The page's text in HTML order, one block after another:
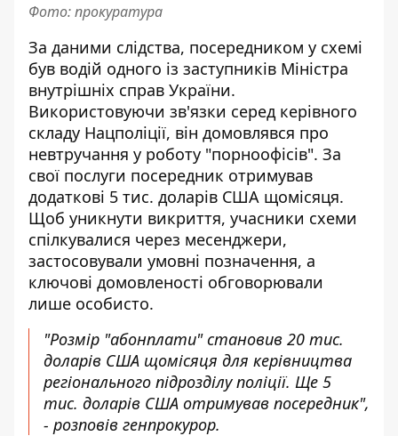
Фото: прокуратура
За даними слідства, посередником у схемі
був водій одного із заступників Міністра
внутрішніх справ України.
Використовуючи зв'язки серед керівного
складу Нацполіції, він домовлявся про
невтручання у роботу "порноофісів". За
свої послуги посередник отримував
додаткові 5 тис. доларів США щомісяця.
Щоб уникнути викриття, учасники схеми
спілкувалися через месенджери,
застосовували умовні позначення, а
ключові домовленості обговорювали
лише особисто.
"Розмір "абонплати" становив 20 тис.
доларів США щомісяця для керівництва
регіонального підрозділу поліції. Ще 5
тис. доларів США отримував посередник",
- розповів генпрокурор.